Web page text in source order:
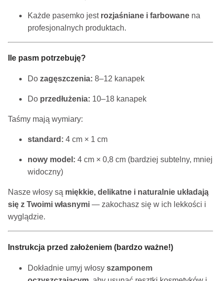
Każde pasemko jest rozjaśniane i farbowane na
profesjonalnych produktach.
Ile pasm potrzebuję?
Do zagęszczenia: 8–12 kanapek
Do przedłużenia: 10–18 kanapek
Taśmy mają wymiary:
standard: 4 cm × 1 cm
nowy model: 4 cm × 0,8 cm (bardziej subtelny, mniej
widoczny)
Nasze włosy są miękkie, delikatne i naturalnie układają
się z Twoimi własnymi — zakochasz się w ich lekkości i
wyglądzie.
Instrukcja przed założeniem (bardzo ważne!)
Dokładnie umyj włosy szamponem